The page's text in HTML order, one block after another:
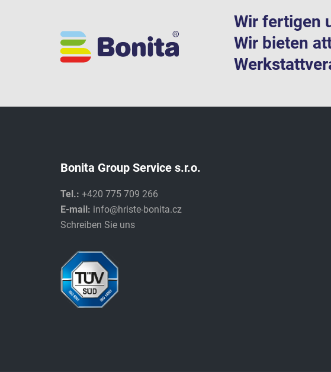
Wir fertigen
Wir bieten
Bonita Group Service s.r.o.
Tel.: +420 775 709 266
E-mail: info@hriste-bonita.cz
Schreiben Sie uns